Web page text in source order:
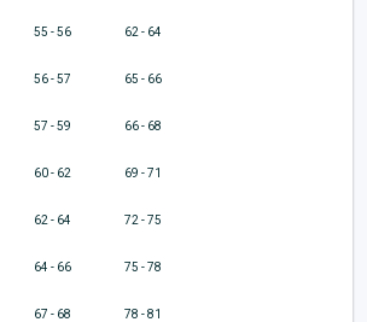
55 - 56 62 - 64
56 - 57 65 - 66
57 - 59 66 - 68
60 - 62 69 - 71
62 - 64 72 - 75
64 - 66 75 - 78
67 - 68 78 - 81